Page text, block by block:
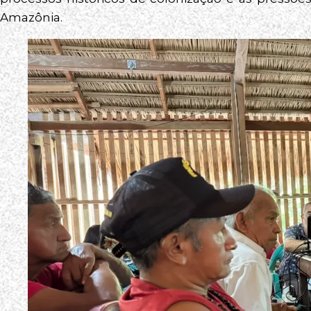
Amazônia.